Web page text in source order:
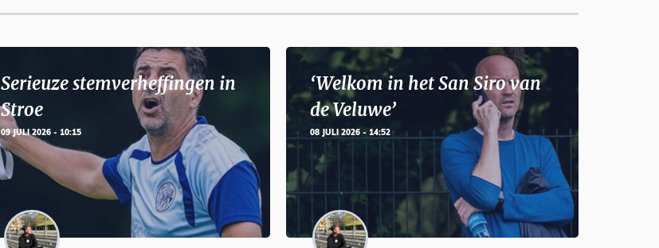
Serieuze stemverheffingen in
Stroe
09 JULI 2026 - 10:15
‘Welkom in het San Siro van
de Veluwe’
08 JULI 2026 - 14:52